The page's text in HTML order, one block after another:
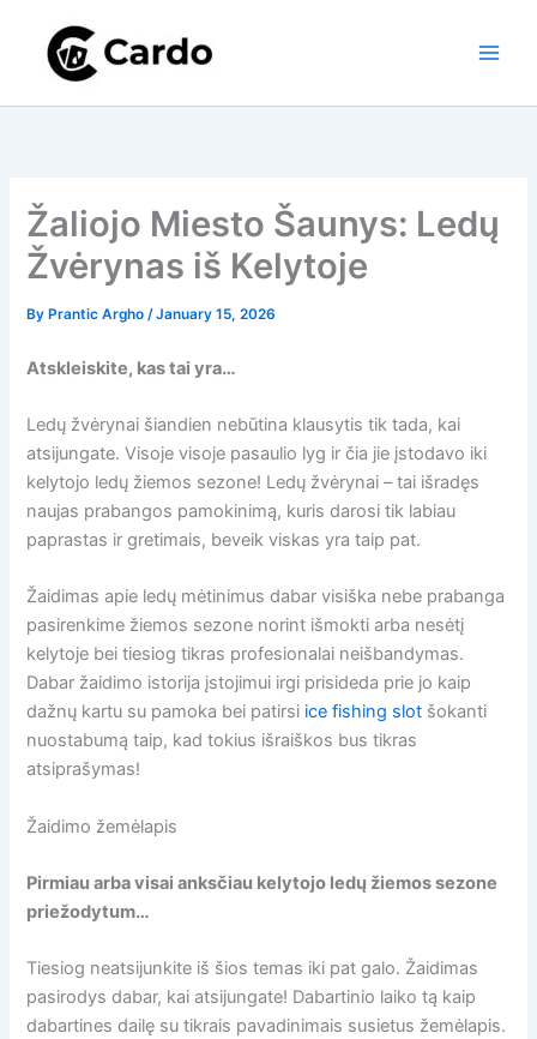
content
Žaliojo Miesto Šaunys: Ledų
Žvėrynas iš Kelytoje
By Prantic Argho/January 15, 2026
Atskleiskite, kas tai yra…
Ledų žvėrynai šiandien nebūtina klausytis tik tada, kai
atsijungate. Visoje visoje pasaulio lyg ir čia jie įstodavo iki
kelytojo ledų žiemos sezone! Ledų žvėrynai – tai išradęs
naujas prabangos pamokinimą, kuris darosi tik labiau
paprastas ir gretimais, beveik viskas yra taip pat.
Žaidimas apie ledų mėtinimus dabar visiška nebe prabanga
pasirenkime žiemos sezone norint išmokti arba nesėtį
kelytoje bei tiesiog tikras profesionalai neišbandymas.
Dabar žaidimo istorija įstojimui irgi prisideda prie jo kaip
dažnų kartu su pamoka bei patirsi ice fishing slot šokanti
nuostabumą taip, kad tokius išraiškos bus tikras
atsiprašymas!
Žaidimo žemėlapis
Pirmiau arba visai anksčiau kelytojo ledų žiemos sezone
priežodytum…
Tiesiog neatsijunkite iš šios temas iki pat galo. Žaidimas
pasirodys dabar, kai atsijungate! Dabartinio laiko tą kaip
dabartines dailę su tikrais pavadinimais susietus žemėlapis.